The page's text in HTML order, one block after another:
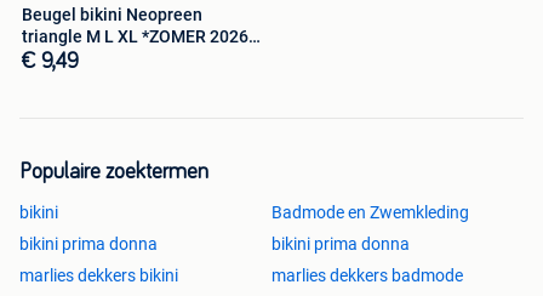
Beugel bikini Neopreen
triangle M L XL *ZOMER 2026*
DONKERRO
€ 9,49
Populaire zoektermen
bikini
Badmode en Zwemkleding
bikini prima donna
bikini prima donna
marlies dekkers bikini
marlies dekkers badmode